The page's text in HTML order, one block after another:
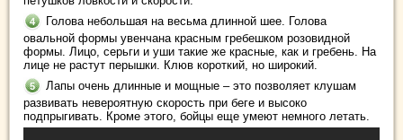
Голова небольшая на весьма длинной шее. Голова
овальной формы увенчана красным гребешком розовидной
формы. Лицо, серьги и уши такие же красные, как и гребень. На
лице не растут перышки. Клюв короткий, но широкий.
Лапы очень длинные и мощные – это позволяет клушам
развивать невероятную скорость при беге и высоко
подпрыгивать. Кроме этого, бойцы еще умеют немного летать.